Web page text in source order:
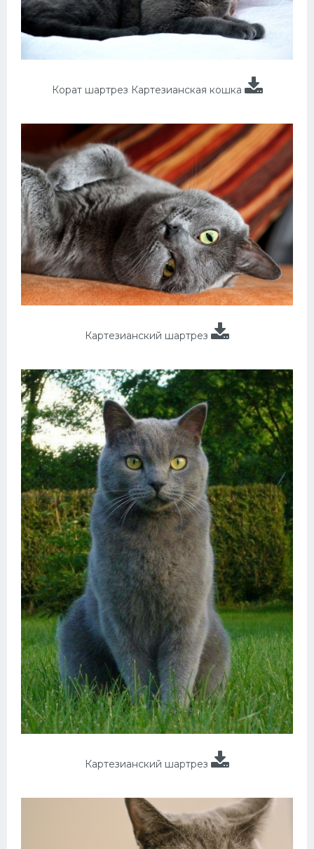
Корат шартрез Картезианская кошка
Картезианский шартрез
Картезианский шартрез